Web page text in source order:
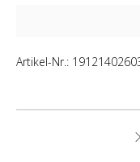
Artikel-Nr.: